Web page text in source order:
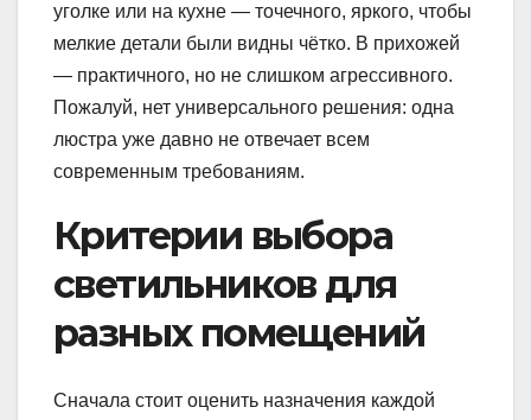
уголке или на кухне — точечного, яркого, чтобы
мелкие детали были видны чётко. В прихожей
— практичного, но не слишком агрессивного.
Пожалуй, нет универсального решения: одна
люстра уже давно не отвечает всем
современным требованиям.
Критерии выбора
светильников для
разных помещений
Сначала стоит оценить назначения каждой